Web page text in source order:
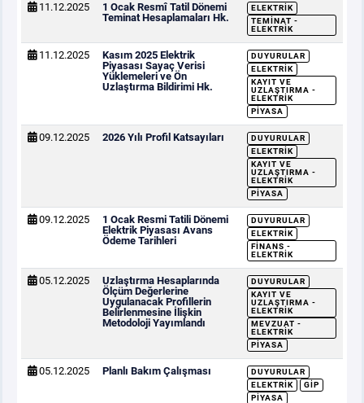
11.12.2025
1 Ocak Resmî Tatil Dönemi
Teminat Hesaplamaları Hk.
ELEKTRIK
TEMINAT -
ELEKTRIK
11.12.2025
Kasım 2025 Elektrik
Piyasası Sayaç Verisi
Yüklemeleri ve Ön
Uzlaştırma Bildirimi Hk.
DUYURULAR
ELEKTRIK
KAYIT VE
UZLAŞTIRMA -
ELEKTRIK
PIYASA
09.12.2025 2026 Yılı Profil Katsayıları
DUYURULAR
ELEKTRIK
KAYIT VE
UZLAŞTIRMA -
ELEKTRIK
PIYASA
09.12.2025
1 Ocak Resmi Tatili Dönemi
Elektrik Piyasası Avans
Ödeme Tarihleri
DUYURULAR
ELEKTRIK
FINANS -
ELEKTRIK
05.12.2025
Uzlaştırma Hesaplarında
Ölçüm Değerlerine
Uygulanacak Profillerin
Belirlenmesine İlişkin
Metodoloji Yayımlandı
DUYURULAR
KAYIT VE
UZLAŞTIRMA -
ELEKTRIK
MEVZUAT -
ELEKTRIK
PIYASA
05.12.2025 Planlı Bakım Çalışması
DUYURULAR
ELEKTRIK
GİP
PIYASA